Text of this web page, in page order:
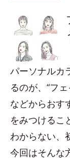
パーソナルカ
るのが、“フ
などからおす
をみつけるこ
わからない、
今回はそんな